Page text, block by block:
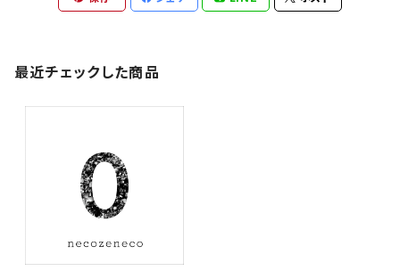
最近チェックした商品